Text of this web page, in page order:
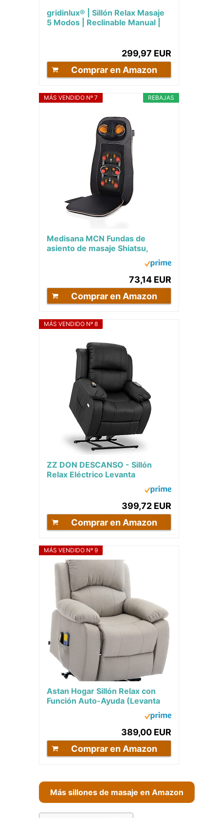
gridinlux® | Sillón Relax Masaje
5 Modos | Reclinable Manual |
299,97 EUR
Comprar en Amazon
REBAJAS
MÁS VENDIDO Nº 7
Medisana MCN Fundas de
asiento de masaje Shiatsu,
73,14 EUR
Comprar en Amazon
MÁS VENDIDO Nº 8
ZZ DON DESCANSO - Sillón
Relax Eléctrico Levanta
399,72 EUR
Comprar en Amazon
MÁS VENDIDO Nº 9
Astan Hogar Sillón Relax con
Función Auto-Ayuda (Levanta
389,00 EUR
Comprar en Amazon
Más sillones de masaje en Amazon